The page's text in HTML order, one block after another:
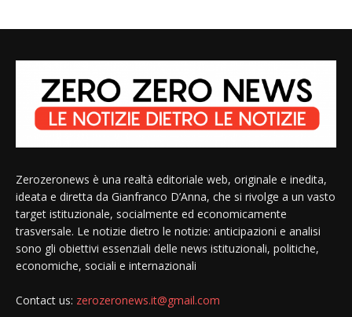
Zerozeronews è una realtà editoriale web, originale e inedita,
ideata e diretta da Gianfranco D’Anna, che si rivolge a un vasto
target istituzionale, socialmente ed economicamente
trasversale. Le notizie dietro le notizie: anticipazioni e analisi
sono gli obiettivi essenziali delle news istituzionali, politiche,
economiche, sociali e internazionali
Contact us: zerozeronews.it@gmail.com